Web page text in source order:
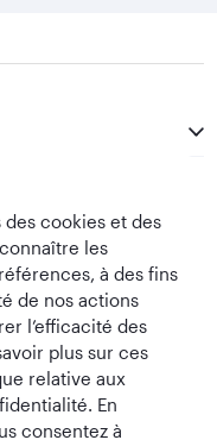
de Meilleure
cookies et des
les
à des fins
de nos actions
l’efficacité des
plus sur ces
relative aux
En
consentez à